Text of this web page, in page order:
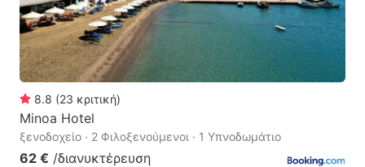
8.8 (23 κριτική)
Minoa Hotel
ξενοδοχείο · 2 Φιλοξενούμενοι · 1 Υπνοδωμάτιο
62 € /διανυκτέρευση